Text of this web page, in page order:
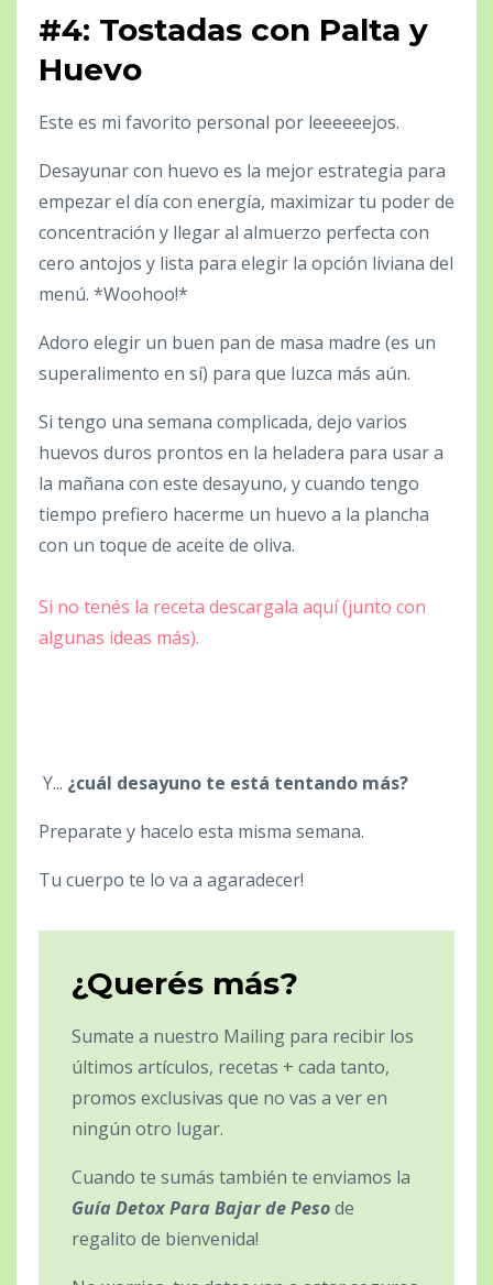
#4: Tostadas con Palta y
Huevo
Este es mi favorito personal por leeeeeejos.
Desayunar con huevo es la mejor estrategia para
empezar el día con energía, maximizar tu poder de
concentración y llegar al almuerzo perfecta con
cero antojos y lista para elegir la opción liviana del
menú. *Woohoo!*
Adoro elegir un buen pan de masa madre (es un
superalimento en sí) para que luzca más aún.
Si tengo una semana complicada, dejo varios
huevos duros prontos en la heladera para usar a
la mañana con este desayuno, y cuando tengo
tiempo prefiero hacerme un huevo a la plancha
con un toque de aceite de oliva.
Si no tenés la receta descargala aquí (junto con
algunas ideas más).
Y... ¿cuál desayuno te está tentando más?
Preparate y hacelo esta misma semana.
Tu cuerpo te lo va a agaradecer!
¿Querés más?
Sumate a nuestro Mailing para recibir los
últimos artículos, recetas + cada tanto,
promos exclusivas que no vas a ver en
ningún otro lugar.
Cuando te sumás también te enviamos la
Guía Detox Para Bajar de Pesode
regalito de bienvenida!